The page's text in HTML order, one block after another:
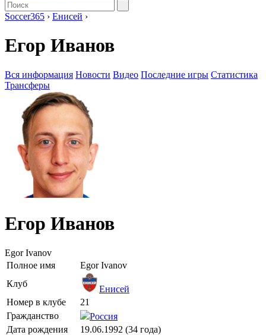
Soccer365 › Енисей ›
Егор Иванов
Вся информация Новости Видео Последние игры Статистика
Трансферы
Егор Иванов
Egor Ivanov
Полное имя
Egor Ivanov
Клуб
Енисей
Номер в клубе
21
Гражданство
Россия
Дата рождения
19.06.1992 (34 года)